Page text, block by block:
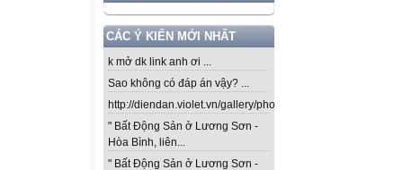
CÁC Ý KIẾN MỚI NHẤT
k mở dk link anh ơi ...
Sao không có đáp án vậy? ...
http://diendan.violet.vn/gallery/photos/302...
" Bất Động Sản ở Lương Sơn -
Hòa Bình, liên...
" Bất Động Sản ở Lương Sơn -